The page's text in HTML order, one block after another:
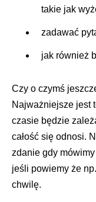
takie jak
zadawać
jak również
Czy o czymś
Najważniejsze jest
czasie będzie
całość się odnosi.
zdanie gdy
jeśli powiemy że
chwilę.